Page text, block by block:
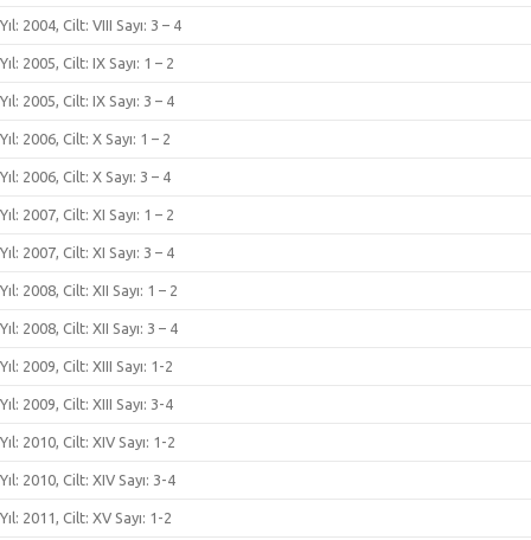
Yıl: 2004, Cilt: VIII Sayı: 3 – 4
Yıl: 2005, Cilt: IX Sayı: 1 – 2
Yıl: 2005, Cilt: IX Sayı: 3 – 4
Yıl: 2006, Cilt: X Sayı: 1 – 2
Yıl: 2006, Cilt: X Sayı: 3 – 4
Yıl: 2007, Cilt: XI Sayı: 1 – 2
Yıl: 2007, Cilt: XI Sayı: 3 – 4
Yıl: 2008, Cilt: XII Sayı: 1 – 2
Yıl: 2008, Cilt: XII Sayı: 3 – 4
Yıl: 2009, Cilt: XIII Sayı: 1-2
Yıl: 2009, Cilt: XIII Sayı: 3-4
Yıl: 2010, Cilt: XIV Sayı: 1-2
Yıl: 2010, Cilt: XIV Sayı: 3-4
Yıl: 2011, Cilt: XV Sayı: 1-2